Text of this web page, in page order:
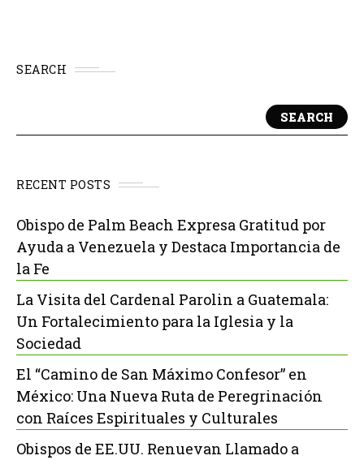
SEARCH
SEARCH
RECENT POSTS
Obispo de Palm Beach Expresa Gratitud por
Ayuda a Venezuela y Destaca Importancia de
la Fe
La Visita del Cardenal Parolin a Guatemala:
Un Fortalecimiento para la Iglesia y la
Sociedad
El “Camino de San Máximo Confesor” en
México: Una Nueva Ruta de Peregrinación
con Raíces Espirituales y Culturales
Obispos de EE.UU. Renuevan Llamado a